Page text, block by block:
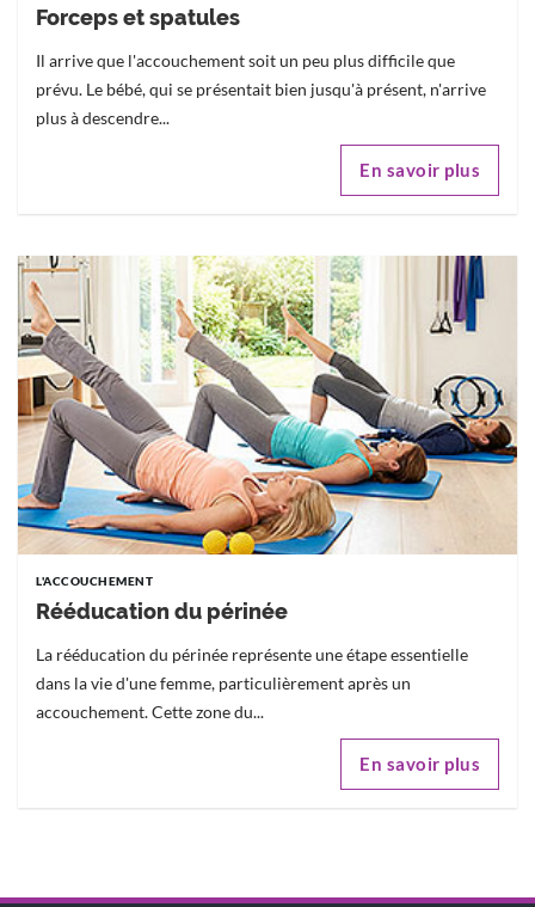
Forceps et spatules
Il arrive que l'accouchement soit un peu plus difficile que
prévu. Le bébé, qui se présentait bien jusqu'à présent, n'arrive
plus à descendre...
En savoir plus
L'ACCOUCHEMENT
Rééducation du périnée
La rééducation du périnée représente une étape essentielle
dans la vie d'une femme, particulièrement après un
accouchement. Cette zone du...
En savoir plus